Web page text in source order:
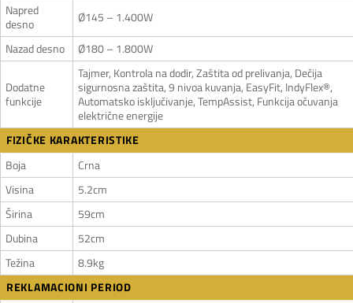
Napred
desno
Ø145 – 1.400W
Nazad desno
Ø180 – 1.800W
Dodatne
funkcije
Tajmer, Kontrola na dodir, Zaštita od prelivanja, Dečija
sigurnosna zaštita, 9 nivoa kuvanja, EasyFit, IndyFlex®,
Automatsko isključivanje, TempAssist, Funkcija očuvanja
električne energije
FIZIČKE KARAKTERISTIKE
Boja
Crna
Visina
5.2cm
Širina
59cm
Dubina
52cm
Težina
8.9kg
REKLAMACIONI PERIOD